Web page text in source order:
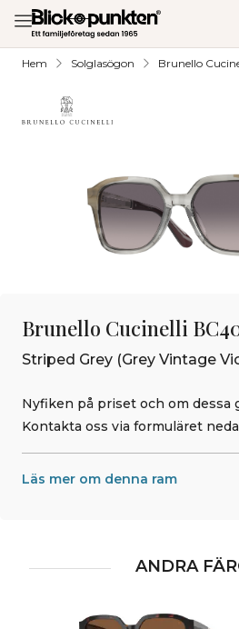
Hem Solglasögon Brunello
Brunello Cucinelli
Striped Grey (Grey Vintage
Nyfiken på priset och om dessa
Kontakta oss via formuläret
Läs mer om denna ram
ANDRA